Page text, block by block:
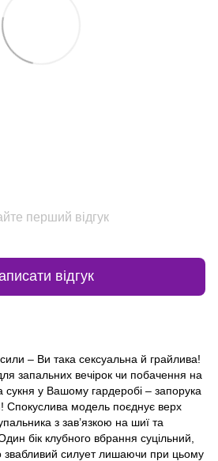
перший відгук
відгук
– Ви така сексуальна й грайлива!
запальних вечірок чи побачення на
сукня у Вашому гардеробі – запорука
Спокуслива модель поєднує верх
з зав’язкою на шиї та
бік клубного вбрання суцільний,
звабливий силует лишаючи при цьому